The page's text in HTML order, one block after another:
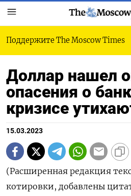
Поддержите The Moscow Times
Доллар нашел
опасения о
кризисе
15.03.2023
(Расширенная редакция
котировки, добавлены